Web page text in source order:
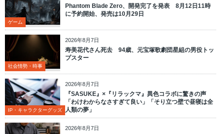
ゲーム
Phantom Blade Zero、開発完了を発表 8月12日11時
に予約開始、発売は10月29日
2026年8月7日
社会情勢・時事
寿美花代さん死去 94歳、元宝塚歌劇団星組の男役トッ
プスター
2026年8月7日
IP・キャラクターグッズ
『SASUKE』×『リラックマ』異色コラボに驚きの声
「わけわからなさすぎて良い」「そり立つ壁で昼寝は全
人類の夢」
2026年8月7日